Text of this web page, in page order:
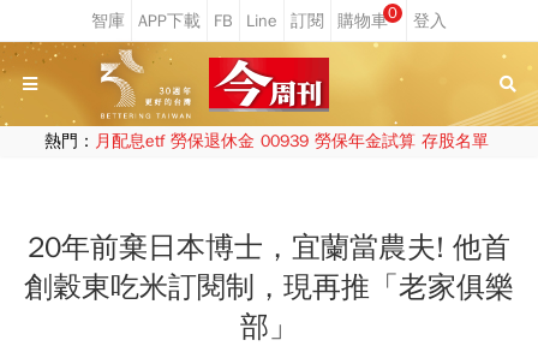
0
熱門： 月配息etf 勞保退休金 00939 勞保年金試算 存股名單
20年前棄日本博士，宜蘭當農夫! 他首
創穀東吃米訂閱制，現再推「老家俱樂
部」